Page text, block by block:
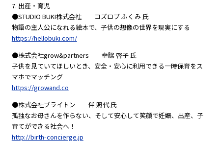
7. 出産・育児
●STUDIO BUKI株式会社 コズロブ ふくみ 氏
物語の主人公になれる絵本で、子供の想像の世界を現実にする
https://hellobuki.com/
●株式会社grow&partners 幸脇 啓子 氏
子供を見ていてほしいとき、安全・安心に利用できる一時保育をス
マホでマッチング
https://growand.co
●株式会社ブライトン 伴 照代 氏
孤独なお母さんを作らない、そして安心して笑顔で妊娠、出産、子
育てができる社会へ！
http://birth-concierge.jp